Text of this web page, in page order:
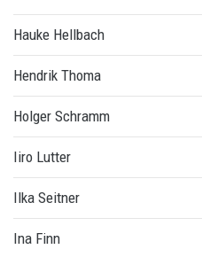
Hauke Hellbach
Hendrik Thoma
Holger Schramm
Iiro Lutter
Ilka Seitner
Ina Finn